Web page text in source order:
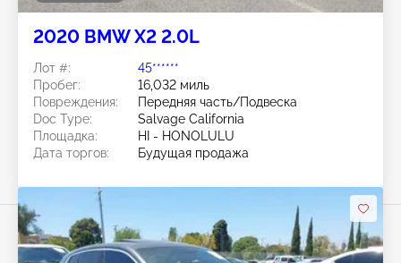
2020 BMW X2 2.0L
Лот #:
45******
Пробег:
16,032 миль
Повреждения:
Передняя часть/Подвеска
Doc Type:
Salvage California
Площадка:
HI - HONOLULU
Дата торгов:
Будущая продажа